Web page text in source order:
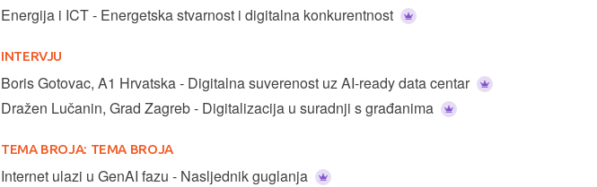
Energija i ICT - Energetska stvarnost i digitalna konkurentnost
INTERVJU
Boris Gotovac, A1 Hrvatska - Digitalna suverenost uz AI-ready data centar
Dražen Lučanin, Grad Zagreb - Digitalizacija u suradnji s građanima
TEMA BROJA: TEMA BROJA
Internet ulazi u GenAI fazu - Nasljednik guglanja